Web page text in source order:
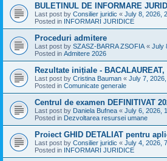
BULETINUL DE INFORMARE
Last post by Consilier juridic « July 8, 2026,
Posted in INFORMARI JURIDICE
Proceduri admitere
Last post by SZASZ-BARRA ZSOFIA « July
Posted in Admitere 2026
Rezultate inițiale -
Last post by Cristina Bauman « July 7,
Posted in Comunicate generale
Centrul de examen DEFINITIVAT
Last post by Daniela Bufnea « July 6, 2026,
Posted in Dezvoltarea resursei umane
Proiect GHID DETALIAT pentru
Last post by Consilier juridic « July 4, 2026,
Posted in INFORMARI JURIDICE